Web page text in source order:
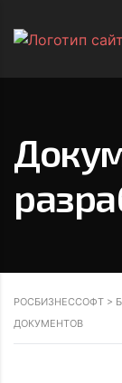
РОСБИЗНЕССОФТ >
ДОКУМЕНТОВ